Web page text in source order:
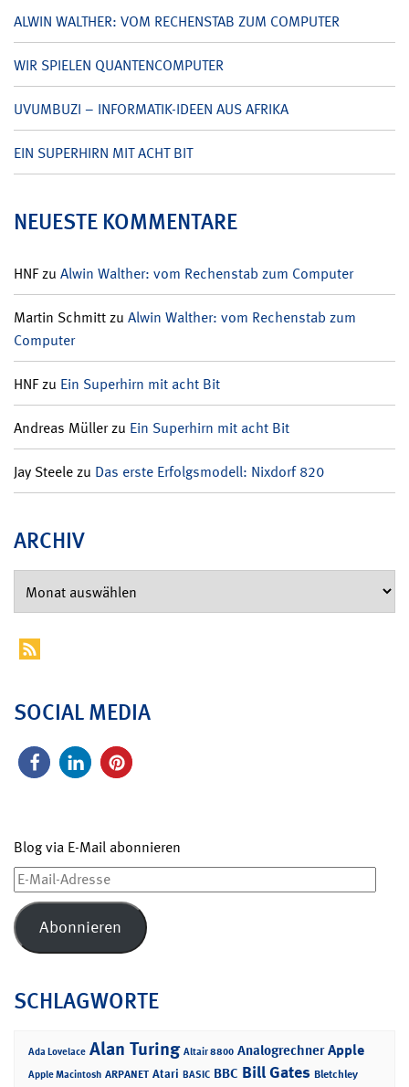
ALWIN WALTHER: VOM RECHENSTAB ZUM COMPUTER
WIR SPIELEN QUANTENCOMPUTER
UVUMBUZI – INFORMATIK-IDEEN AUS AFRIKA
EIN SUPERHIRN MIT ACHT BIT
NEUESTE KOMMENTARE
HNFzu Alwin Walther: vom Rechenstab zum Computer
Martin Schmittzu Alwin Walther: vom Rechenstab zum
Computer
HNFzu Ein Superhirn mit acht Bit
Andreas Müllerzu Ein Superhirn mit acht Bit
Jay Steelezu Das erste Erfolgsmodell: Nixdorf 820
ARCHIV
SOCIAL MEDIA
Blog via E-Mail abonnieren
E-
Mail-
Adresse
Abonnieren
SCHLAGWORTE
Ada Lovelace Alan Turing Altair 8800 Analogrechner Apple
Apple Macintosh ARPANET Atari BASIC BBC Bill Gates Bletchley